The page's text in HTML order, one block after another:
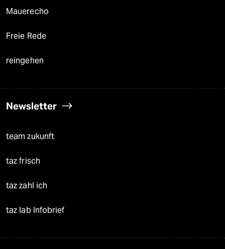
Mauerecho
Freie Rede
reingehen
Newsletter
team zukunft
taz frisch
taz zahl ich
taz lab Infobrief